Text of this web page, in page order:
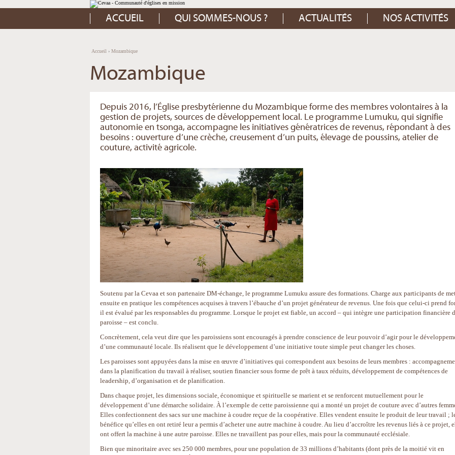
Aller
au
contenu.
Aller
à
Outils
personnels
ACCUEIL QUI SOMMES-NOUS ? ACTUALITÉS NOS ACTIVITÉS
Accueil › Mozambique
Mozambique
Depuis 2016, l’Église presbytérienne du Mozambique forme des membres volontaires à la
gestion de projets, sources de développement local. Le programme Lumuku, qui signifie
autonomie en tsonga, accompagne les initiatives génératrices de revenus, répondant à des
besoins : ouverture d’une crèche, creusement d’un puits, élevage de poussins, atelier de
couture, activité agricole.
Soutenu par la Cevaa et son partenaire DM-échange, le programme Lumuku assure des formations. Charge aux participants de
ensuite en pratique les compétences acquises à travers l’ébauche d’un projet générateur de revenus. Une fois que celui-ci prend
il est évalué par les responsables du programme. Lorsque le projet est fiable, un accord – qui intègre une participation financière
paroisse – est conclu.
Concrètement, cela veut dire que les paroissiens sont encouragés à prendre conscience de leur pouvoir d’agir pour le
d’une communauté locale. Ils réalisent que le développement d’une initiative toute simple peut changer les choses.
Les paroisses sont appuyées dans la mise en œuvre d’initiatives qui correspondent aux besoins de leurs membres :
dans la planification du travail à réaliser, soutien financier sous forme de prêt à taux réduits, développement de compétences de
leadership, d’organisation et de planification.
Dans chaque projet, les dimensions sociale, économique et spirituelle se marient et se renforcent mutuellement pour le
développement d’une démarche solidaire. À l’exemple de cette paroissienne qui a monté un projet de couture avec d’autres
Elles confectionnent des sacs sur une machine à coudre reçue de la coopérative. Elles vendent ensuite le produit de leur travail ;
bénéfice qu’elles en ont retiré leur a permis d’acheter une autre machine à coudre. Au lieu d’accroître les revenus liés à ce projet,
ont offert la machine à une autre paroisse. Elles ne travaillent pas pour elles, mais pour la communauté ecclésiale.
Bien que minoritaire avec ses 250 000 membres, pour une population de 33 millions d’habitants (dont près de la moitié vit en